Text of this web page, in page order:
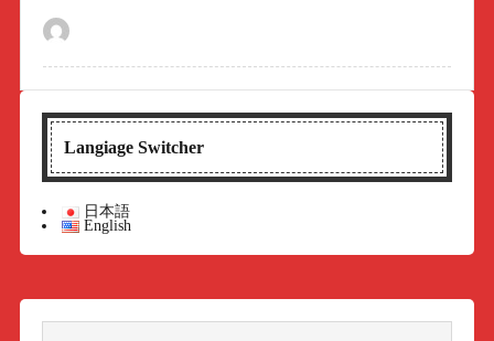
Langiage Switcher
日本語
English